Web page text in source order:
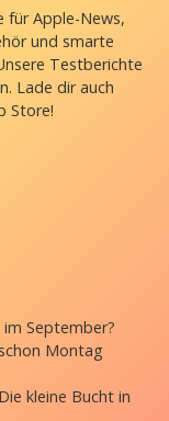
für Apple-News,
und smarte
Testberichte
Lade dir auch
Store!
September?
Montag
kleine Bucht in